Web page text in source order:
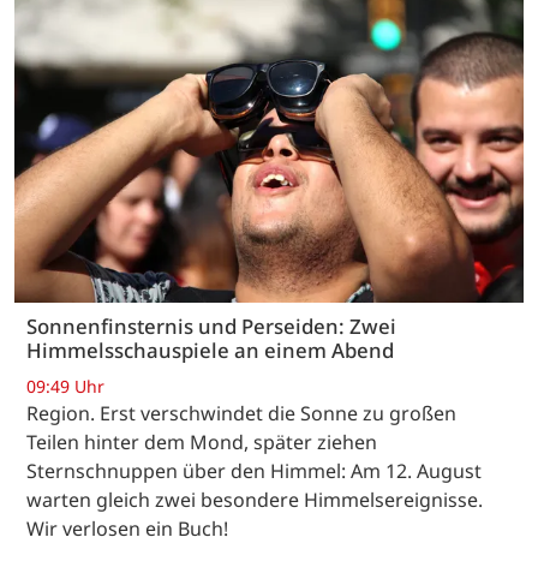
Sonnenfinsternis und Perseiden: Zwei
Himmelsschauspiele an einem Abend
09:49 Uhr
Region. Erst verschwindet die Sonne zu großen
Teilen hinter dem Mond, später ziehen
Sternschnuppen über den Himmel: Am 12. August
warten gleich zwei besondere Himmelsereignisse.
Wir verlosen ein Buch!